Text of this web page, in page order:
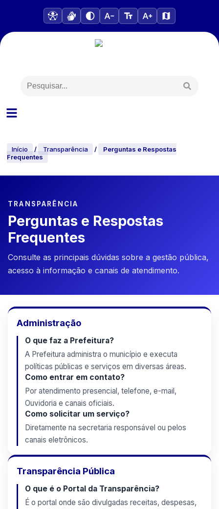
Início / Transparência /
Perguntas e Respostas
Frequentes
TRANSPARÊNCIA
Perguntas e Respostas
Frequentes
Consulte as principais dúvidas sobre a gestão pública,
acesso à informação e canais de atendimento.
Administração
O que faz a Prefeitura?
A Prefeitura administra o município e executa
políticas públicas e serviços em diversas áreas.
Como entrar em contato?
Por atendimento presencial, telefone, e-mail,
Ouvidoria e canais oficiais.
Como solicitar um serviço?
Diretamente na secretaria responsável ou pelos
canais eletrônicos.
Transparência Pública
O que é o Portal da Transparência?
É o portal onde são divulgadas receitas, despesas,